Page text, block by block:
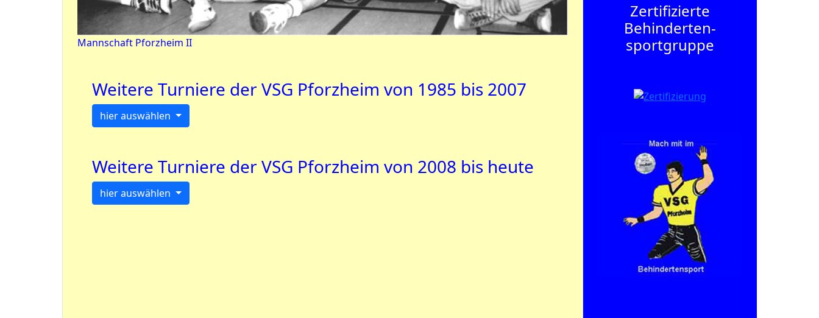
Mannschaft Pforzheim II
Weitere Turniere der VSG Pforzheim von 1985 bis 2007
hier auswählen
Weitere Turniere der VSG Pforzheim von 2008 bis heute
hier auswählen
Zertifizierte
Behinderten­
sportgruppe